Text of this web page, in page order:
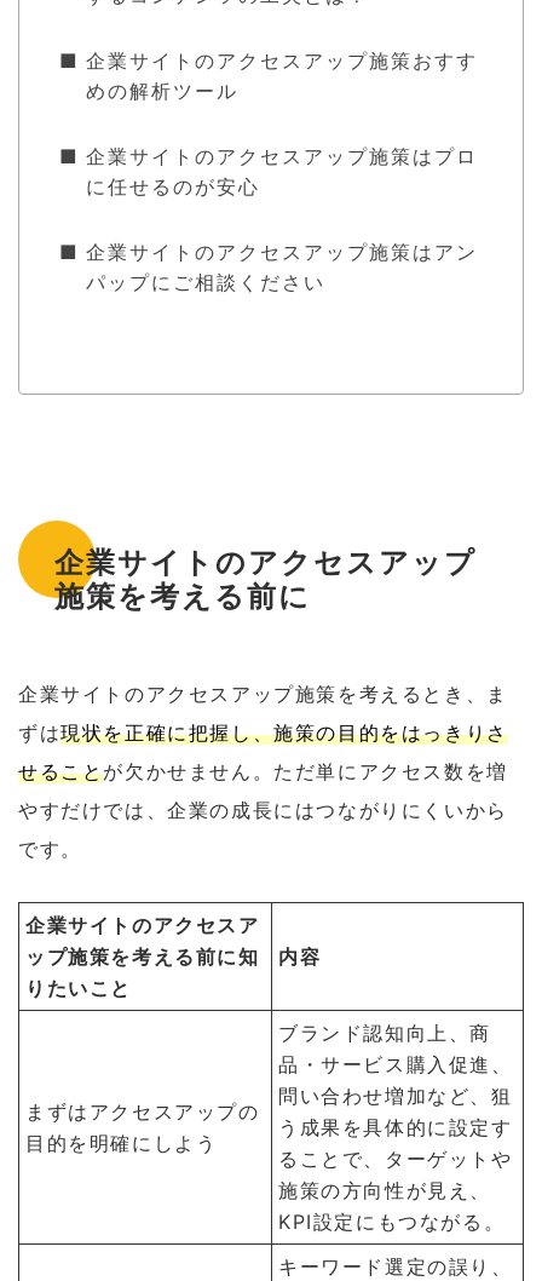
企業サイトのアクセスアップ施策おすす
めの解析ツール
企業サイトのアクセスアップ施策はプロ
に任せるのが安心
企業サイトのアクセスアップ施策はアン
パップにご相談ください
企業サイトのアクセスアップ
施策を考える前に
企業サイトのアクセスアップ施策を考えるとき、ま
ずは現状を正確に把握し、施策の目的をはっきりさ
せることが欠かせません。ただ単にアクセス数を増
やすだけでは、企業の成長にはつながりにくいから
です。
企業サイトのアクセスア
ップ施策を考える前に知
りたいこと
内容
まずはアクセスアップの
目的を明確にしよう
ブランド認知向上、商
品・サービス購入促進、
問い合わせ増加など、狙
う成果を具体的に設定す
ることで、ターゲットや
施策の方向性が見え、
KPI設定にもつながる。
キーワード選定の誤り、